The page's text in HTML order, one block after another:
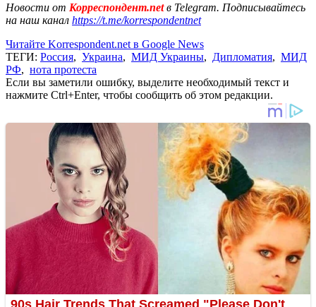
Новости от Корреспондент.netв Telegram. Подписывайтесь
на наш канал https://t.me/korrespondentnet
Читайте Korrespondent.net в Google News
ТЕГИ: Россия, Украина, МИД Украины, Дипломатия, МИД
РФ, нота протеста
Если вы заметили ошибку, выделите необходимый текст и
нажмите Ctrl+Enter, чтобы сообщить об этом редакции.